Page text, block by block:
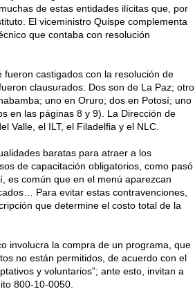
de estas entidades ilícitas que, por
El viceministro Quispe complementa
que contaba con resolución
castigados con la resolución de
clausurados. Dos son de La Paz; otro
uno en Oruro; dos en Potosí; uno
en las páginas 8 y 9). La Dirección de
Valle, el ILT, el Filadelfia y el NLC.
baratas para atraer a los
de capacitación obligatorios, como pasó
es común que en el menú aparezcan
Para evitar estas contravenciones,
que determine el costo total de la
involucra la compra de un programa, que
no están permitidos, de acuerdo con el
y voluntarios”; ante esto, invitan a
800-10-0050.